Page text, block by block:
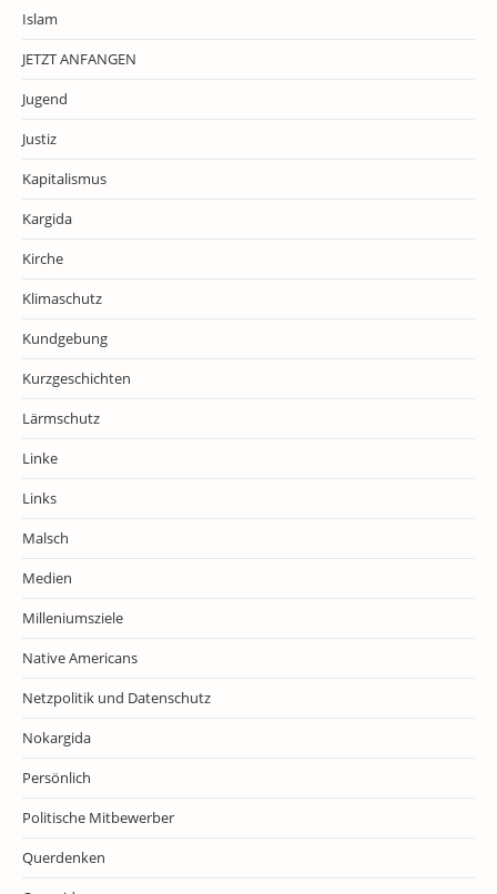
Islam
JETZT ANFANGEN
Jugend
Justiz
Kapitalismus
Kargida
Kirche
Klimaschutz
Kundgebung
Kurzgeschichten
Lärmschutz
Linke
Links
Malsch
Medien
Milleniumsziele
Native Americans
Netzpolitik und Datenschutz
Nokargida
Persönlich
Politische Mitbewerber
Querdenken